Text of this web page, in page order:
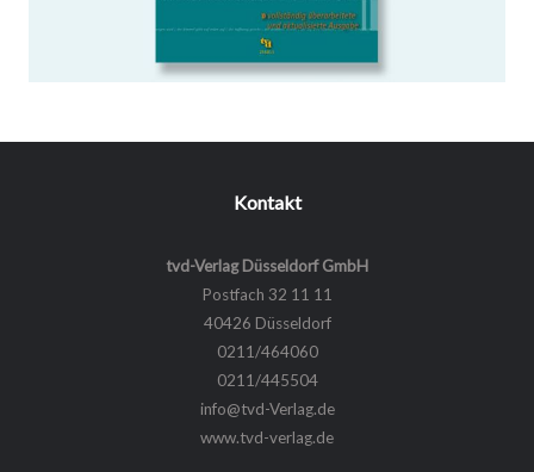
WEITERLESEN …
Kontakt
tvd-Verlag Düsseldorf GmbH
Postfach 32 11 11
40426 Düsseldorf
0211/464060
0211/445504
info@tvd-Verlag.de
www.tvd-verlag.de